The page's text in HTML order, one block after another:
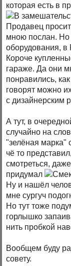
которая есть в
Продавец
мною послан. Но
оборудования, в
Короче
гараже. Да они
понравились,
говорят можно
с дизайнерским
А тут, в
случайно на
"зелёная марка"
чё то
смотреться,
придумал
Ну и нашёл
мне сургуч
Но тут тоже
горлышко
нить пробкой
Вообщем буду
совету.